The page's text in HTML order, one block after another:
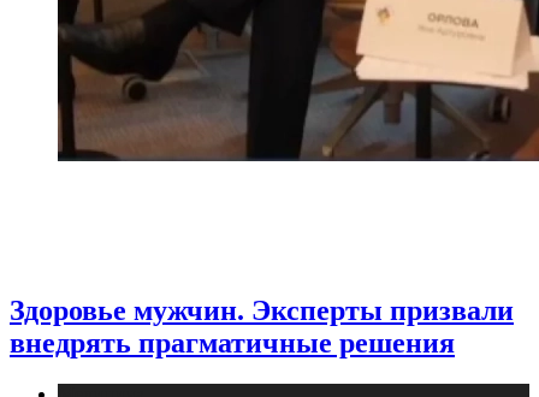
Здоровье мужчин. Эксперты призвали
внедрять прагматичные решения